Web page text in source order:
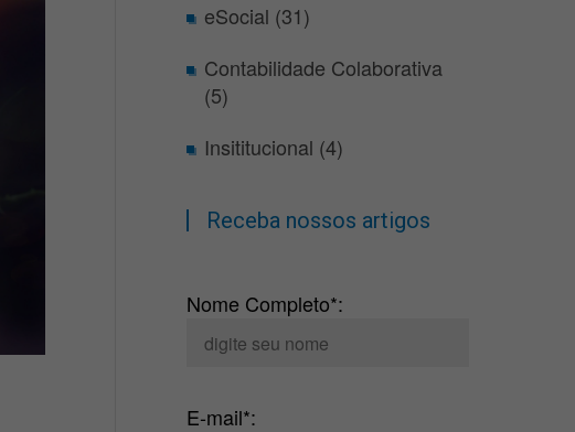
eSocial (31)
Contabilidade Colaborativa
(5)
Insititucional (4)
Receba nossos artigos
Nome Completo*:
E-mail*: